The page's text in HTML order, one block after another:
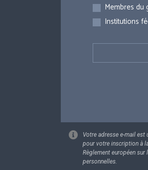
Membres du
Institutions
Votre adresse e-mail est
pour votre inscription à
Règlement européen
personnelles.